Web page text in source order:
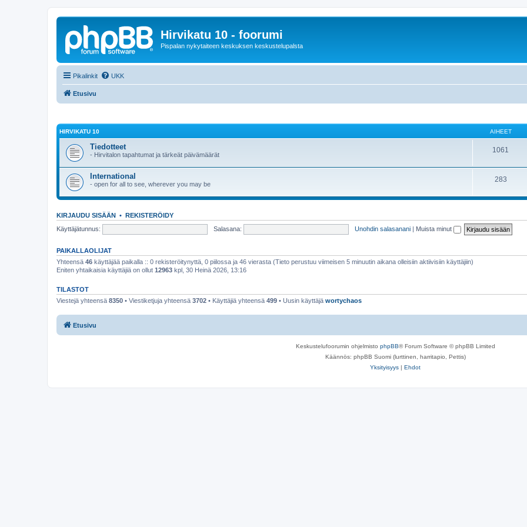
Hirvikatu 10 - foorumi
Pispalan nykytaiteen keskuksen keskustelupalsta
Pikalinkit UKK
Etusivu
HIRVIKATU 10 AIHEET
Tiedotteet
- Hirvitalon tapahtumat ja tärkeät päivämäärät
1061
International
- open for all to see, wherever you may be
283
KIRJAUDU SISÄÄN • REKISTERÖIDY
Käyttäjätunnus:
Salasana: Unohdin salasanani | Muista minut
PAIKALLAOLIJAT
Yhteensä 46 käyttäjää paikalla :: 0 rekisteröitynyttä, 0 piilossa ja 46 vierasta (Tieto perustuu viimeisen 5 minuutin aikana olleisiin aktiivisiin käyttäjiin)
Eniten yhtaikaisia käyttäjiä on ollut 12963 kpl, 30 Heinä 2026, 13:16
TILASTOT
Viestejä yhteensä 8350 • Viestiketjuja yhteensä 3702 • Käyttäjiä yhteensä 499 • Uusin käyttäjä wortychaos
Etusivu
Keskustelufoorumin ohjelmisto phpBB® Forum Software © phpBB Limited
Käännös: phpBB Suomi (lurttinen, harritapio, Pettis)
Yksityisyys | Ehdot